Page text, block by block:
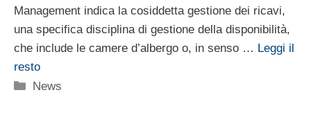
Management indica la cosiddetta gestione dei ricavi,
una specifica disciplina di gestione della disponibilità,
che include le camere d’albergo o, in senso … Leggi il
resto
Categorie
News